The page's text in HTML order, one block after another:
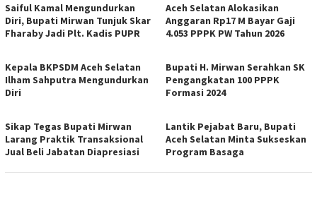
Saiful Kamal Mengundurkan
Diri, Bupati Mirwan Tunjuk Skar
Fharaby Jadi Plt. Kadis PUPR
Aceh Selatan Alokasikan
Anggaran Rp17 M Bayar Gaji
4.053 PPPK PW Tahun 2026
Kepala BKPSDM Aceh Selatan
Ilham Sahputra Mengundurkan
Diri
Bupati H. Mirwan Serahkan SK
Pengangkatan 100 PPPK
Formasi 2024
Sikap Tegas Bupati Mirwan
Larang Praktik Transaksional
Jual Beli Jabatan Diapresiasi
Lantik Pejabat Baru, Bupati
Aceh Selatan Minta Sukseskan
Program Basaga